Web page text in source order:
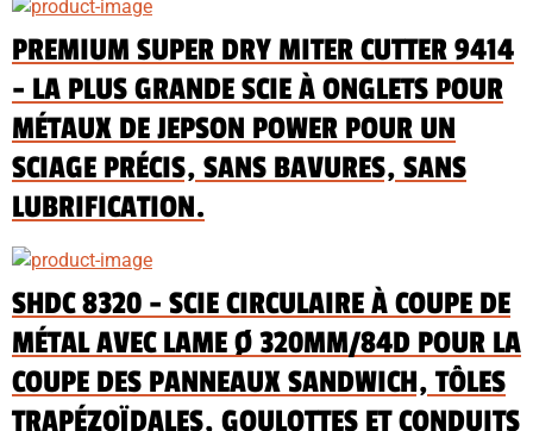
PREMIUM SUPER DRY MITER CUTTER 9414
- LA PLUS GRANDE SCIE À ONGLETS POUR
MÉTAUX DE JEPSON POWER POUR UN
SCIAGE PRÉCIS, SANS BAVURES, SANS
LUBRIFICATION.
SHDC 8320 - SCIE CIRCULAIRE À COUPE DE
MÉTAL AVEC LAME Ø 320MM/84D POUR LA
COUPE DES PANNEAUX SANDWICH, TÔLES
TRAPÉZOÏDALES, GOULOTTES ET CONDUITS